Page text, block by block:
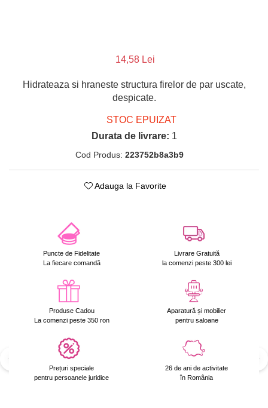
14,58 Lei
Hidrateaza si hraneste structura firelor de par uscate,
despicate.
STOC EPUIZAT
Durata de livrare: 1
Cod Produs: 223752b8a3b9
Adauga la Favorite
Puncte de Fidelitate
La fiecare comandă
Livrare Gratuită
la comenzi peste 300 lei
Produse Cadou
La comenzi peste 350 ron
Aparatură și mobilier
pentru saloane
Prețuri speciale
pentru persoanele juridice
26 de ani de activitate
în România